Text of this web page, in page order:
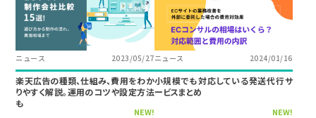
ニュース 2023/05/27ニュース 2024/01/16
楽天広告の種類、仕組み、費用をわか
りやすく解説。運用のコツや設定方法
も
NEW!
小規模でも対応している発送代行サ
ービスまとめ
NEW!